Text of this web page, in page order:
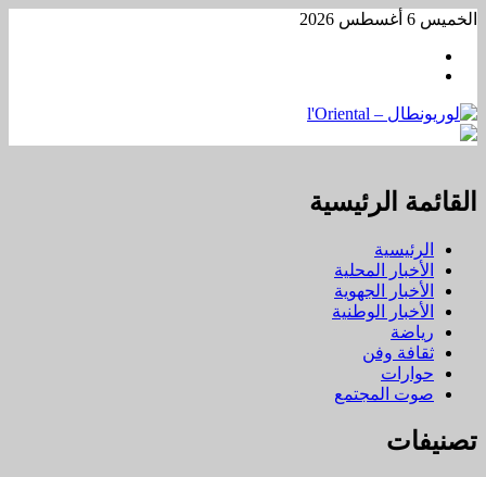
تخطي
المحتوى
الخميس 6 أغسطس 2026
القائمة الرئيسية
الرئيسية
الأخبار المحلية
الأخبار الجهوية
الأخبار الوطنية
رياضة
ثقافة وفن
حوارات
صوت المجتمع
تصنيفات